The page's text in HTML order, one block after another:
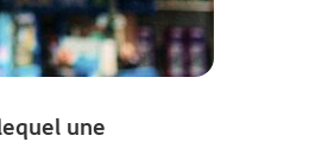
une